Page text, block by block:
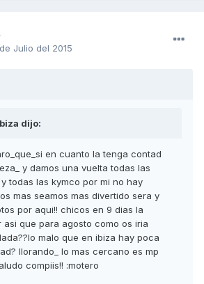
Julio del 2015
dijo:
en cuanto la tenga contad
y damos una vuelta todas las
todas las kymco por mi no hay
mas seamos mas divertido sera y
por aqui!! chicos en 9 dias la
asi que para agosto como os iria
malo que en ibiza hay poca
llorando_ lo mas cercano es mp
compiis!! :motero